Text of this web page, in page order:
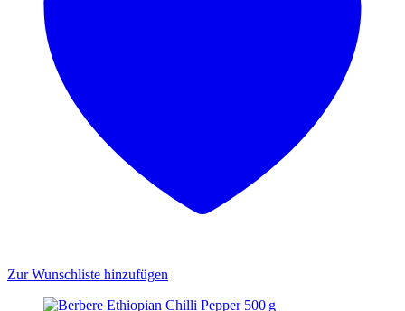
Zur Wunschliste hinzufügen